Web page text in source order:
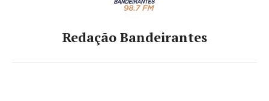
Redação Bandeirantes